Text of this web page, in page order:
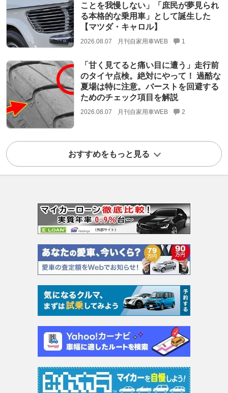
ことを我慢しない」「庶民が夢見られ
る本格的な乗用車」として誕生した
【マツダ・キャロル】
2026.08.07 月刊自家用車WEB 1
「甘く見てると痛い目に遭う」走行前
のタイヤ点検。絶対にやって！ 過酷な
夏場は特に注意。バーストを回避する
ためのチェック項目を解説
2026.08.07 月刊自家用車WEB 2
おすすめをもっと見る